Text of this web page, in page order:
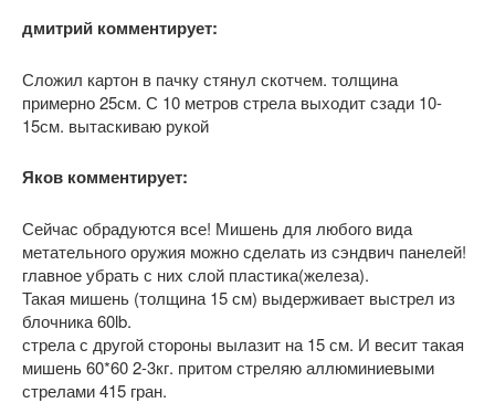
дмитрий комментирует:
Сложил картон в пачку стянул скотчем. толщина
примерно 25см. С 10 метров стрела выходит сзади 10-
15см. вытаскиваю рукой
Яков комментирует:
Сейчас обрадуются все! Мишень для любого вида
метательного оружия можно сделать из сэндвич панелей!
главное убрать с них слой пластика(железа).
Такая мишень (толщина 15 см) выдерживает выстрел из
блочника 60lb.
стрела с другой стороны вылазит на 15 см. И весит такая
мишень 60*60 2-3кг. притом стреляю аллюминиевыми
стрелами 415 гран.